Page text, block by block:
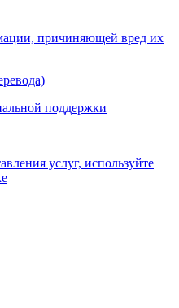
причиняющей вред их
поддержки
услуг, используйте